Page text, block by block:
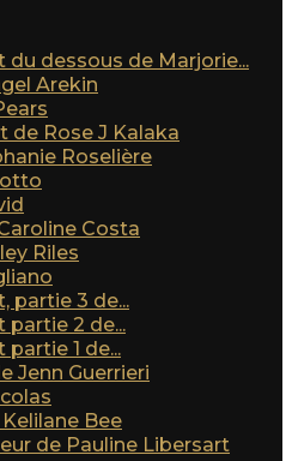
du dessous de Marjorie...
Arekin
de Rose J Kalaka
Roselière
Costa
Riles
partie 3 de...
partie 2 de...
1 de...
Jenn Guerrieri
Bee
de Pauline Libersart